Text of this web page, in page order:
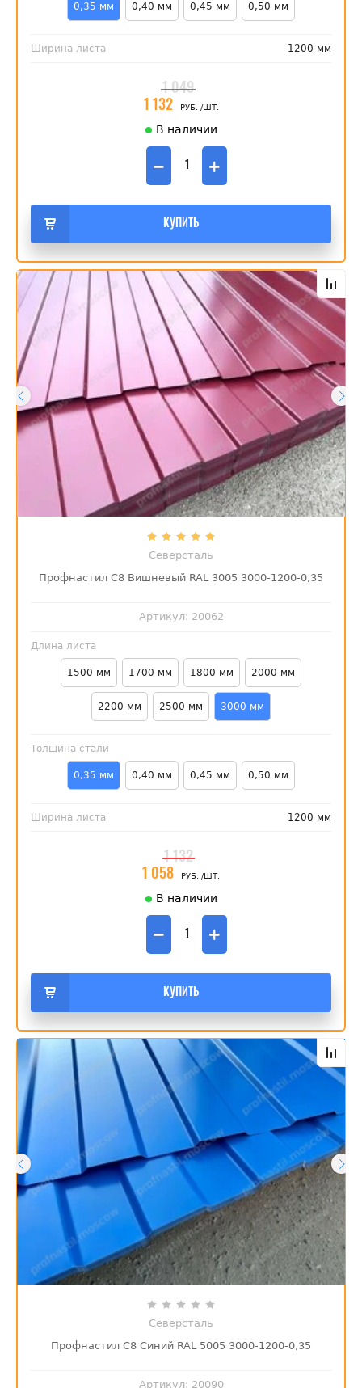
0,35 мм 0,40 мм 0,45 мм 0,50 мм
Ширина листа 1200 мм
1 049
1 132
РУБ. /ШТ.
В наличии
− +
КУПИТЬ
Северсталь
Профнастил С8 Вишневый RAL 3005 3000-1200-0,35
Артикул: 20062
Длина листа
1500 мм 1700 мм 1800 мм 2000 мм
2200 мм 2500 мм 3000 мм
Толщина стали
0,35 мм 0,40 мм 0,45 мм 0,50 мм
Ширина листа 1200 мм
1 132
1 058
РУБ. /ШТ.
В наличии
− +
КУПИТЬ
Северсталь
Профнастил С8 Синий RAL 5005 3000-1200-0,35
Артикул: 20090